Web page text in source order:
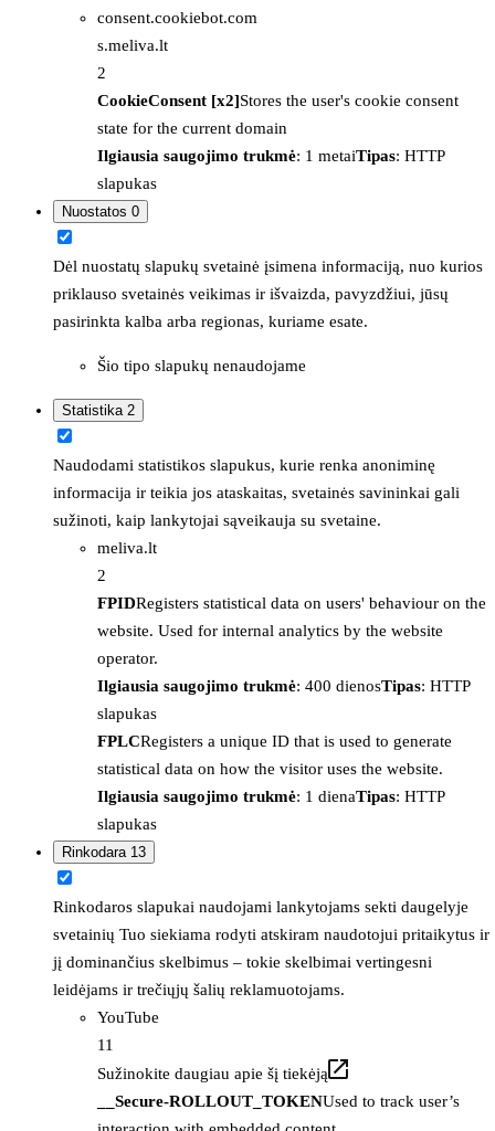
consent.cookiebot.com
s.meliva.lt
2
CookieConsent [x2]Stores the user's cookie consent
state for the current domain
Ilgiausia saugojimo trukmė: 1 metaiTipas: HTTP
slapukas
Nuostatos 0
Dėl nuostatų slapukų svetainė įsimena informaciją, nuo kurios
priklauso svetainės veikimas ir išvaizda, pavyzdžiui, jūsų
pasirinkta kalba arba regionas, kuriame esate.
Šio tipo slapukų nenaudojame
Statistika 2
Naudodami statistikos slapukus, kurie renka anoniminę
informacija ir teikia jos ataskaitas, svetainės savininkai gali
sužinoti, kaip lankytojai sąveikauja su svetaine.
meliva.lt
2
FPIDRegisters statistical data on users' behaviour on the
website. Used for internal analytics by the website
operator.
Ilgiausia saugojimo trukmė: 400 dienosTipas: HTTP
slapukas
FPLCRegisters a unique ID that is used to generate
statistical data on how the visitor uses the website.
Ilgiausia saugojimo trukmė: 1 dienaTipas: HTTP
slapukas
Rinkodara 13
Rinkodaros slapukai naudojami lankytojams sekti daugelyje
svetainių Tuo siekiama rodyti atskiram naudotojui pritaikytus ir
jį dominančius skelbimus – tokie skelbimai vertingesni
leidėjams ir trečiųjų šalių reklamuotojams.
YouTube
11
Sužinokite daugiau apie šį tiekėją
__Secure-ROLLOUT_TOKENUsed to track user’s